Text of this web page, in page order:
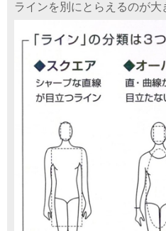
ラインを別にとらえるのが大